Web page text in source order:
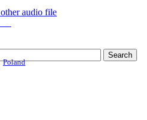
audio file
Poland